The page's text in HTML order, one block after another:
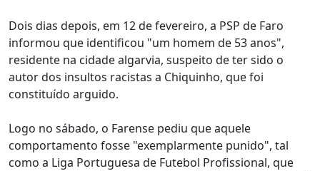
Dois dias depois, em 12 de fevereiro, a PSP de Faro
informou que identificou "um homem de 53 anos",
residente na cidade algarvia, suspeito de ter sido o
autor dos insultos racistas a Chiquinho, que foi
constituído arguido.
Logo no sábado, o Farense pediu que aquele
comportamento fosse "exemplarmente punido", tal
como a Liga Portuguesa de Futebol Profissional, que